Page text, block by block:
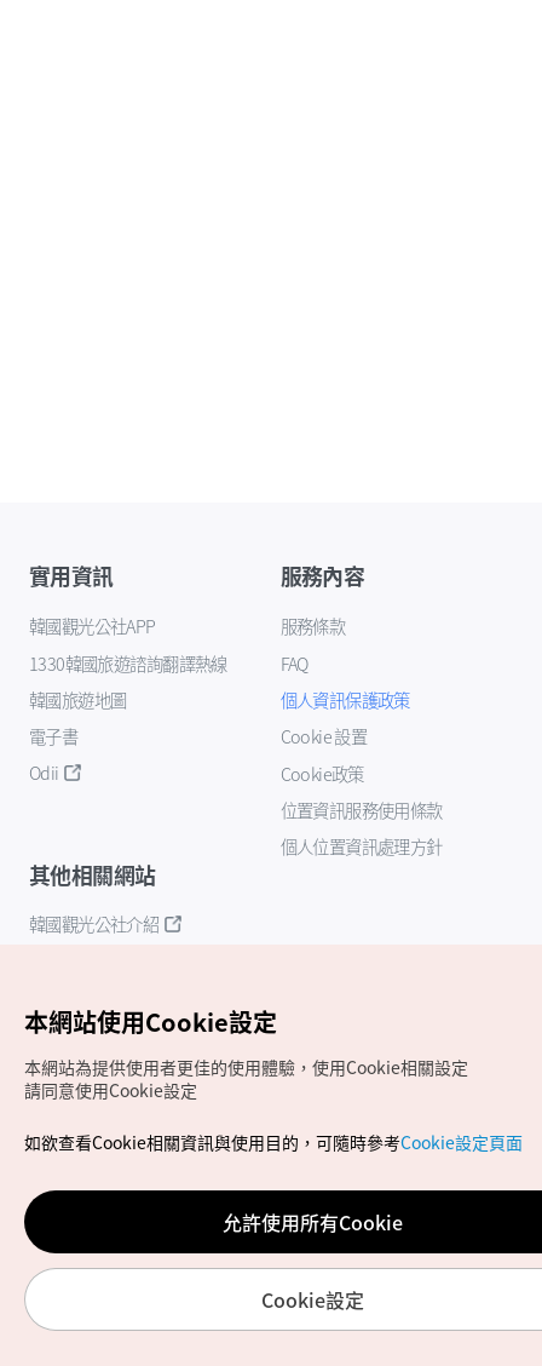
實用資訊
韓國觀光公社APP
1330韓國旅遊諮詢翻譯熱線
韓國旅遊地圖
電子書
Odii
服務內容
服務條款
FAQ
個人資訊保護政策
Cookie 設置
Cookie政策
位置資訊服務使用條款
個人位置資訊處理方針
其他相關網站
韓國觀光公社介紹
Copyrights (c) 韓國觀光公社版權所有
如有相關疑問或建議，歡迎來信至官方信箱
chinese_big5@knto.or.kr
本網站使用Cookie設定
本網站為提供使用者更佳的使用體驗，使用Cookie相關設定
請同意使用Cookie設定
如欲查看Cookie相關資訊與使用目的，可隨時參考Cookie設定頁面
允許使用所有Cookie
Cookie設定